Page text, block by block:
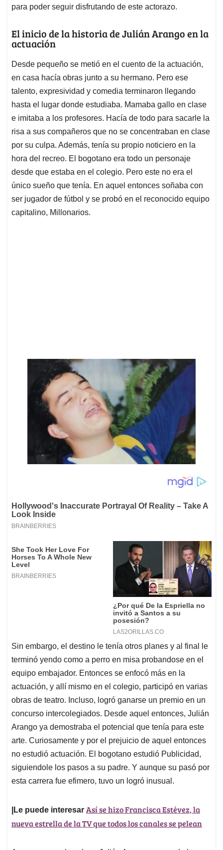
para poder seguir disfrutando de este actorazo.
El inicio de la historia de Julián Arango en la
actuación
Desde pequeño se metió en el cuento de la actuación,
en casa hacía obras junto a su hermano. Pero ese
talento, expresividad y comedia terminaron llegando
hasta el lugar donde estudiaba. Mamaba gallo en clase
e imitaba a los profesores. Hacía de todo para sacarle la
risa a sus compañeros que no se concentraban en clase
por su culpa. Además, tenía su propio noticiero en la
hora del recreo. El bogotano era todo un personaje
desde que estaba en el colegio. Pero este no era el
único sueño que tenía. En aquel entonces soñaba con
ser jugador de fútbol y se probó en el reconocido equipo
capitalino, Millonarios.
Sin embargo, el destino le tenía otros planes y al final le
terminó yendo como a perro en misa probandose en el
equipo embajador. Entonces se enfocó más en la
actuación, y allí mismo en el colegio, participó en varias
obras de teatro. Incluso, logró ganarse un premio en un
concurso intercolegiados. Desde aquel entonces, Julián
Arango ya demostraba el potencial que tenía para este
arte. Curiosamente y por el prejuicio de aquel entonces
no estudió actuación. El bogotano estudió Publicidad,
siguiendole los pasos a su padre. Y aunque su pasó por
esta carrera fue efimero, tuvo un logró inusual.
|Le puede interesar Así se hizo Francisca Estévez, la
nueva estrella de la TV que todos los canales se pelean